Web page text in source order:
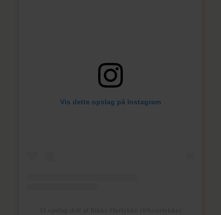
Vis dette opslag på Instagram